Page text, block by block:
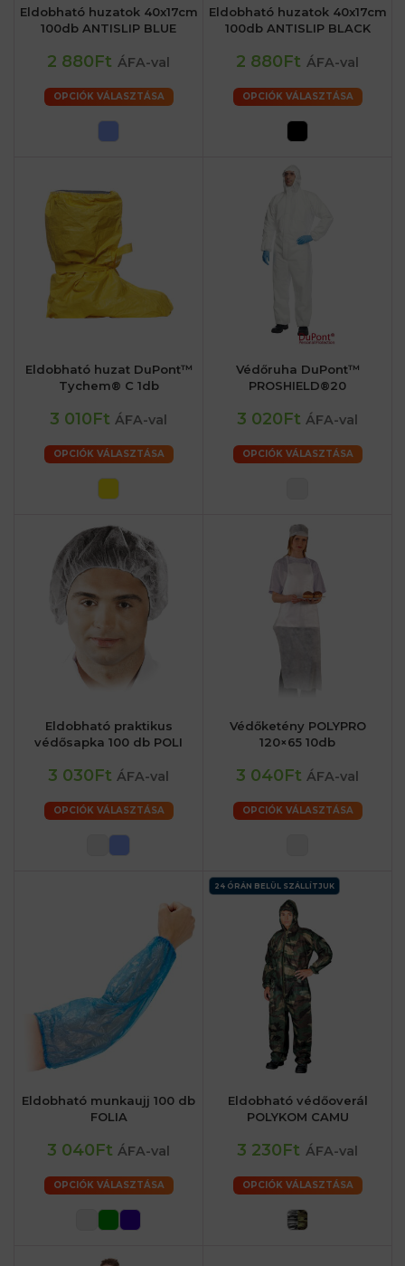
Eldobható huzatok 40x17cm
100db ANTISLIP BLUE
2 880Ft ÁFA-val
OPCIÓK VÁLASZTÁSA
Eldobható huzatok 40x17cm
100db ANTISLIP BLACK
2 880Ft ÁFA-val
OPCIÓK VÁLASZTÁSA
Eldobható huzat DuPont™
Tychem® C 1db
3 010Ft ÁFA-val
OPCIÓK VÁLASZTÁSA
Védőruha DuPont™
PROSHIELD®20
3 020Ft ÁFA-val
OPCIÓK VÁLASZTÁSA
Eldobható praktikus
védősapka 100 db POLI
3 030Ft ÁFA-val
OPCIÓK VÁLASZTÁSA
Védőketény POLYPRO
120×65 10db
3 040Ft ÁFA-val
OPCIÓK VÁLASZTÁSA
Eldobható munkaujj 100 db
FOLIA
3 040Ft ÁFA-val
OPCIÓK VÁLASZTÁSA
24 ÓRÁN BELÜL SZÁLLÍTJUK
Eldobható védőoverál
POLYKOM CAMU
3 230Ft ÁFA-val
OPCIÓK VÁLASZTÁSA